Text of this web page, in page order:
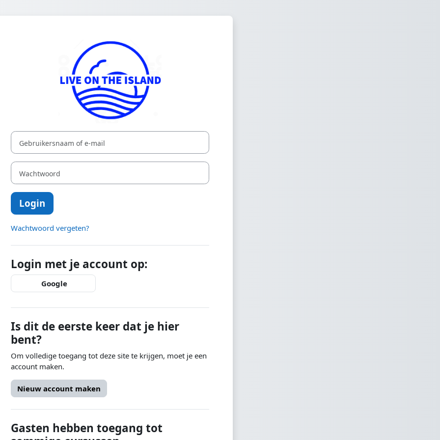
Login op E-Learning Platform "Live on the
Gebruikersnaam of e-mail
Wachtwoord
Login
Wachtwoord vergeten?
Login met je account op:
Google
Is dit de eerste keer dat je hier
bent?
Om volledige toegang tot deze site te krijgen, moet je een
account maken.
Nieuw account maken
Gasten hebben toegang tot